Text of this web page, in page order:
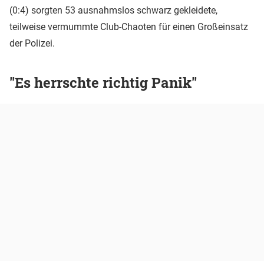
(0:4) sorgten 53 ausnahmslos schwarz gekleidete,
teilweise vermummte Club-Chaoten für einen Großeinsatz
der Polizei.
"Es herrschte richtig Panik"